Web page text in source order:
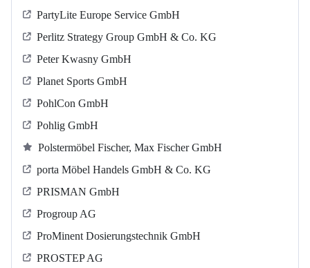
PartyLite Europe Service GmbH
Perlitz Strategy Group GmbH & Co. KG
Peter Kwasny GmbH
Planet Sports GmbH
PohlCon GmbH
Pohlig GmbH
Polstermöbel Fischer, Max Fischer GmbH
porta Möbel Handels GmbH & Co. KG
PRISMAN GmbH
Progroup AG
ProMinent Dosierungstechnik GmbH
PROSTEP AG